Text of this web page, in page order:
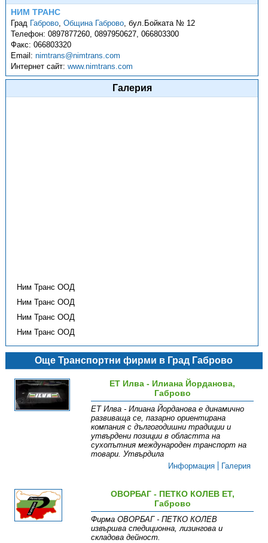
НИМ ТРАНС
Град Габрово,Община Габрово,бул.Бойката № 12
Телефон:0897877260, 0897950627, 066803300
Факс:066803320
Email:nimtrans@nimtrans.com
Интернет сайт:www.nimtrans.com
Галерия
Ним Транс ООД
Ним Транс ООД
Ним Транс ООД
Ним Транс ООД
Още Транспортни фирми в Град Габрово
ЕТ Илва - Илиана Йорданова,
Габрово
ЕТ Илва - Илиана Йорданова е динамично
развиваща се, пазарно ориентирана
компания с дългогодишни традиции и
утвърдени позиции в областта на
сухопътния международен транспорт на
товари. Утвърдила
Информация
Галерия
ОВОРБАГ - ПЕТКО КОЛЕВ ЕТ,
Габрово
Фирма ОВОРБАГ - ПЕТКО КОЛЕВ
извършва спедиционна , лизингова и
складова дейност.